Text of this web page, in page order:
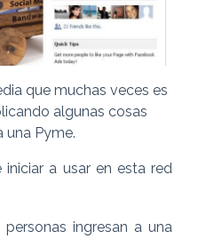
que muchas veces es
algunas cosas
una Pyme.
a usar en esta red
personas ingresan a una